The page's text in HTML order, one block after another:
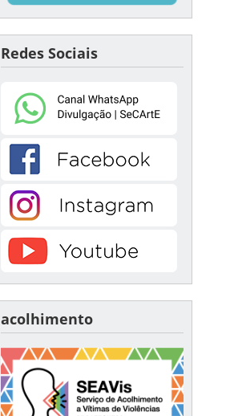
Redes Sociais
acolhimento